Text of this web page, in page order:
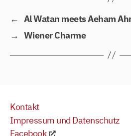
← Al Watan meets Aeham
→ Wiener Charme
Kontakt
Impressum und Datenschutz
Facebook